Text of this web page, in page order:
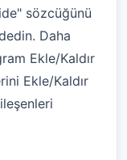
sözcüğünü
Daha
Ekle/Kaldır
Ekle/Kaldır